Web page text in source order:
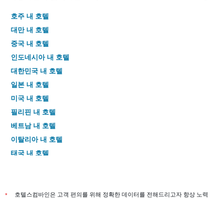
호주 내 호텔
대만 내 호텔
중국 내 호텔
인도네시아 내 호텔
대한민국 내 호텔
일본 내 호텔
미국 내 호텔
필리핀 내 호텔
베트남 내 호텔
이탈리아 내 호텔
태국 내 호텔
*
호텔스컴바인은 고객 편의를 위해 정확한 데이터를 전해드리고자 항상 노력